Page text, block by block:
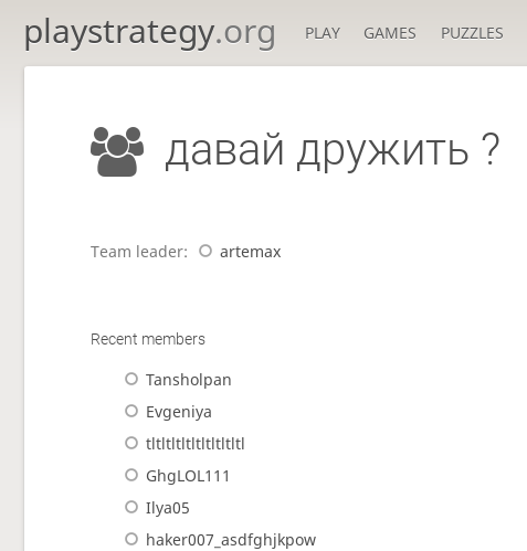
playstrategy.org PLAY GAMES PUZZLES
давай дружить ?
Team leader: artemax
Recent members
Tansholpan
Evgeniya
tltltltltltltltltltl
GhgLOL111
Ilya05
haker007_asdfghjkpow